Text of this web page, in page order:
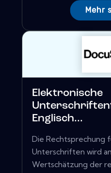
Mehr
Elektronische
Englisch...
Die Rechtsprechung
Unterschriften wird
Wertschätzung der